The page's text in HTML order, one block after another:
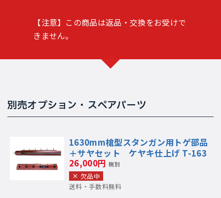
【注意】この商品は返品・交換をお受けで
きません。
別売オプション・スペアパーツ
1630mm槍型スタンガン用トゲ部品
＋サヤセット ケヤキ仕上げ T-163
26,000円 税別
欠品中
送料・手数料無料